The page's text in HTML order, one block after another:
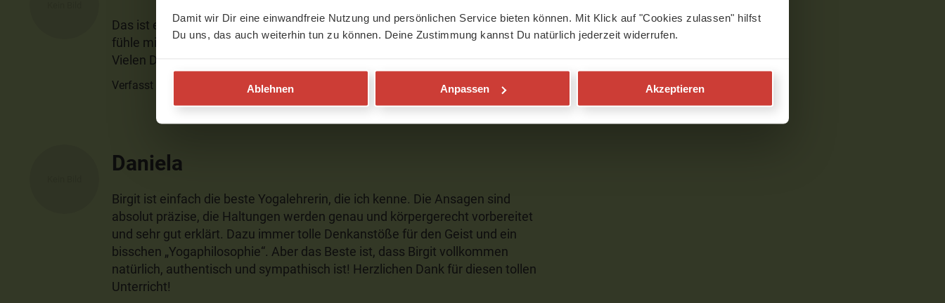
Damit wir Dir eine einwandfreie Nutzung und persönlichen Service bieten können. Mit Klick auf "Cookies zulassen" hilfst
Du uns, das auch weiterhin tun zu können. Deine Zustimmung kannst Du natürlich jederzeit widerrufen.
Ablehnen Anpassen Akzeptieren
Das ist eine geniale Sequenz. Ich habe sie jetzt zweimal gemacht und ich
fühle mich schon viel offener im Herz und Schulterregion.
Vielen Dank Birgit!
Verfasst am 27.06.2026 um 09:04
Daniela
Birgit ist einfach die beste Yogalehrerin, die ich kenne. Die Ansagen sind
absolut präzise, die Haltungen werden genau und körpergerecht vorbereitet
und sehr gut erklärt. Dazu immer tolle Denkanstöße für den Geist und ein
bisschen „Yogaphilosophie“. Aber das Beste ist, dass Birgit vollkommen
natürlich, authentisch und sympathisch ist! Herzlichen Dank für diesen tollen
Unterricht!